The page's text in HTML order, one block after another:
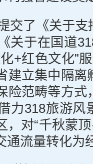
交了《关于
关于在国道
+红色文化”
建立集中隔离
险范畴等方式
力318旅游风
对“千秋蒙
通流量转化为